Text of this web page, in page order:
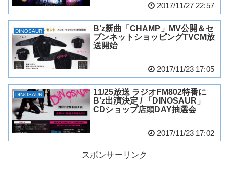
2017/11/27 22:57
DINOSAUR
B’z新曲「CHAMP」MV公開＆セ
ブンネットショッピングTVCM放
送開始
2017/11/23 17:05
DINOSAUR
11/25放送 ラジオFM802特番に
B’z出演決定 / 「DINOSAUR」
CDショップ店頭DAY抽選会
2017/11/23 17:02
スポンサーリンク